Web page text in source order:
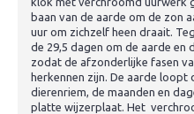
baan van de aarde om de zon
uur om zichzelf heen draait.
de 29,5 dagen om de aarde en
zodat de afzonderlijke fasen
herkennen zijn. De aarde loopt
dierenriem, de maanden en
platte wijzerplaat. Het